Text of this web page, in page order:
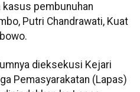
kasus pembunuhan
Putri Chandrawati, Kuat
dieksekusi Kejari
Pemasyarakatan (Lapas)